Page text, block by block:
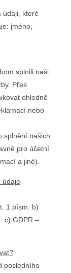
údaji, které
jméno,
splnili naši
Přes
ohledně
nebo
splnění našich
pro účetní
a jiné).
údaje
1 písm. b)
c) GDPR –
posledního